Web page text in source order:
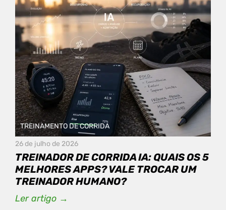
TREINAMENTO DE CORRIDA
26 de julho de 2026
TREINADOR DE CORRIDA IA: QUAIS OS 5
MELHORES APPS? VALE TROCAR UM
TREINADOR HUMANO?
Ler artigo →